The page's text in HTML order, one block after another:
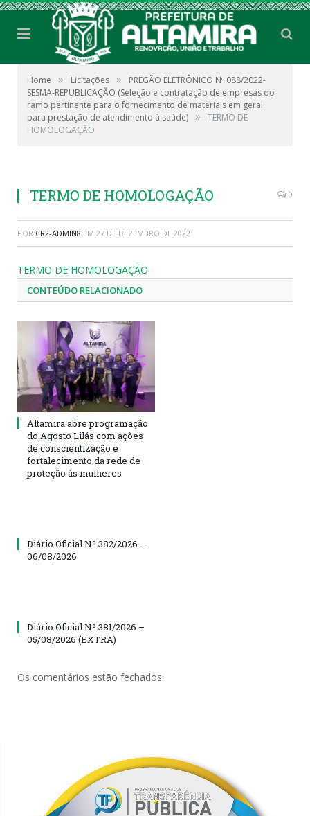
Home » Licitações »
PREGÃO ELETRÔNICO Nº 088/2022-
SESMA-REPUBLICAÇÃO (Seleção e contratação de empresas do
ramo pertinente para o fornecimento de materiais em geral
para prestação de atendimento à saúde) »
TERMO DE
HOMOLOGAÇÃO
TERMO DE HOMOLOGAÇÃO 0
POR CR2-ADMIN8 EM 27 DE DEZEMBRO DE 2022
TERMO DE HOMOLOGAÇÃO
CONTEÚDO RELACIONADO
Altamira abre programação
do Agosto Lilás com ações
de conscientização e
fortalecimento da rede de
proteção às mulheres
Diário Oficial Nº 382/2026 –
06/08/2026
Diário Oficial Nº 381/2026 –
05/08/2026 (EXTRA)
Os comentários estão fechados.